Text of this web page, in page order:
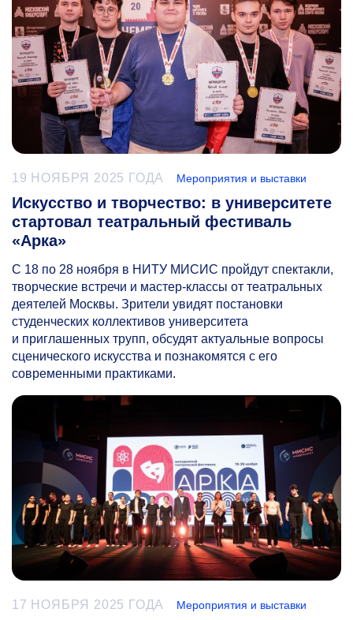
19 НОЯБРЯ 2025 ГОДА Мероприятия и выставки
Искусство и творчество: в университете
стартовал театральный фестиваль
«Арка»
С 18 по 28 ноября в НИТУ МИСИС пройдут спектакли,
творческие встречи и мастер-классы от театральных
деятелей Москвы. Зрители увидят постановки
студенческих коллективов университета
и приглашенных трупп, обсудят актуальные вопросы
сценического искусства и познакомятся с его
современными практиками.
17 НОЯБРЯ 2025 ГОДА Мероприятия и выставки